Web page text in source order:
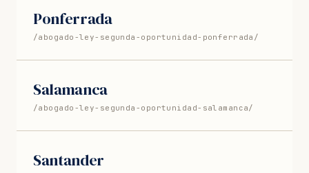
Ponferrada
/abogado-ley-segunda-oportunidad-ponferrada/
Salamanca
/abogado-ley-segunda-oportunidad-salamanca/
Santander